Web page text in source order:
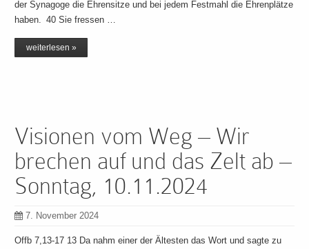
der Synagoge die Ehrensitze und bei jedem Festmahl die Ehrenplätze
haben. 40 Sie fressen …
weiterlesen »
Visionen vom Weg – Wir
brechen auf und das Zelt ab –
Sonntag, 10.11.2024
7. November 2024
Offb 7,13-17 13 Da nahm einer der Ältesten das Wort und sagte zu